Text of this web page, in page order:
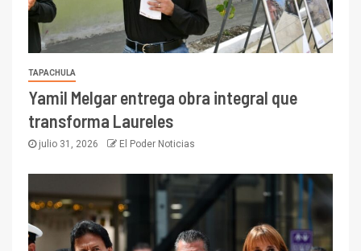
TAPACHULA
Yamil Melgar entrega obra integral que
transforma Laureles
julio 31, 2026 El Poder Noticias